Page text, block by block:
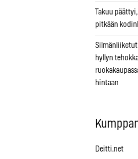
Takuu
pitkään
hyllyn
hintaan
Deitti.net